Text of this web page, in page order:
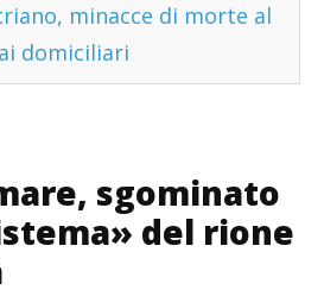
minacce di morte al
domiciliari
sgominato
del rione